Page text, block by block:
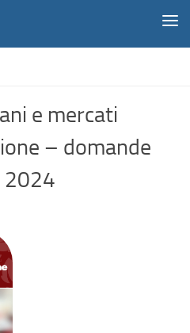
e mercati
– domande
2024